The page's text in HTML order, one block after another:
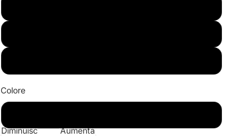
Colore
Diminuisci
Aumenta